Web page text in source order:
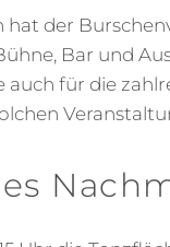
hat der
Bar und
auch für die